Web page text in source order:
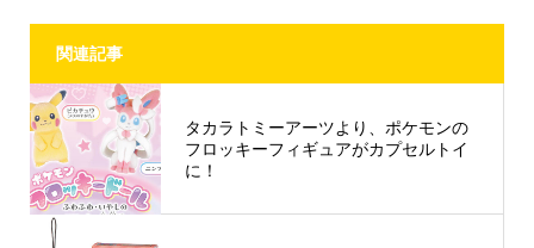
関連記事
タカラトミーアーツより、ポケモンの
フロッキーフィギュアがカプセルトイ
に！